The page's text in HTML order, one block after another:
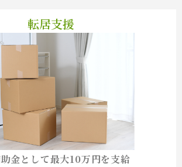
転居支援
金として最大10万円を支給